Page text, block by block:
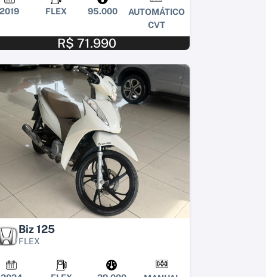
2019 FLEX 95.000
AUTOMÁTICO
CVT
R$ 71.990
Biz 125
FLEX